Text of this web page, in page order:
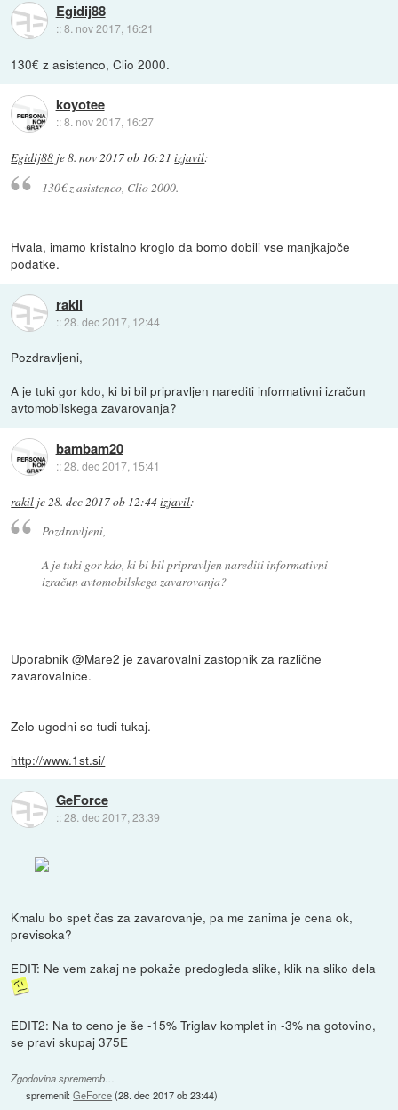
Egidij88
::8. nov 2017, 16:21
130€ z asistenco, Clio 2000.
koyotee
::8. nov 2017, 16:27
Egidij88 je8. nov 2017 ob 16:21 izjavil:
130€ z asistenco, Clio 2000.
Hvala, imamo kristalno kroglo da bomo dobili vse manjkajoče
podatke.
rakil
::28. dec 2017, 12:44
Pozdravljeni,
A je tuki gor kdo, ki bi bil pripravljen narediti informativni izračun
avtomobilskega zavarovanja?
bambam20
::28. dec 2017, 15:41
rakil je 28. dec 2017 ob 12:44izjavil:
Pozdravljeni,
A je tuki gor kdo, ki bi bil pripravljen narediti informativni
izračun avtomobilskega zavarovanja?
Uporabnik @Mare2 je zavarovalni zastopnik za različne
zavarovalnice.
Zelo ugodni so tudi tukaj.
http://www.1st.si/
GeForce
::28. dec 2017, 23:39
Kmalu bo spet čas za zavarovanje, pa me zanima je cena ok,
previsoka?
EDIT: Ne vem zakaj ne pokaže predogleda slike, klik na sliko dela
EDIT2: Na to ceno je še -15% Triglav komplet in -3% na gotovino,
se pravi skupaj 375E
Zgodovina sprememb…
spremenil:GeForce(28. dec 2017 ob 23:44)